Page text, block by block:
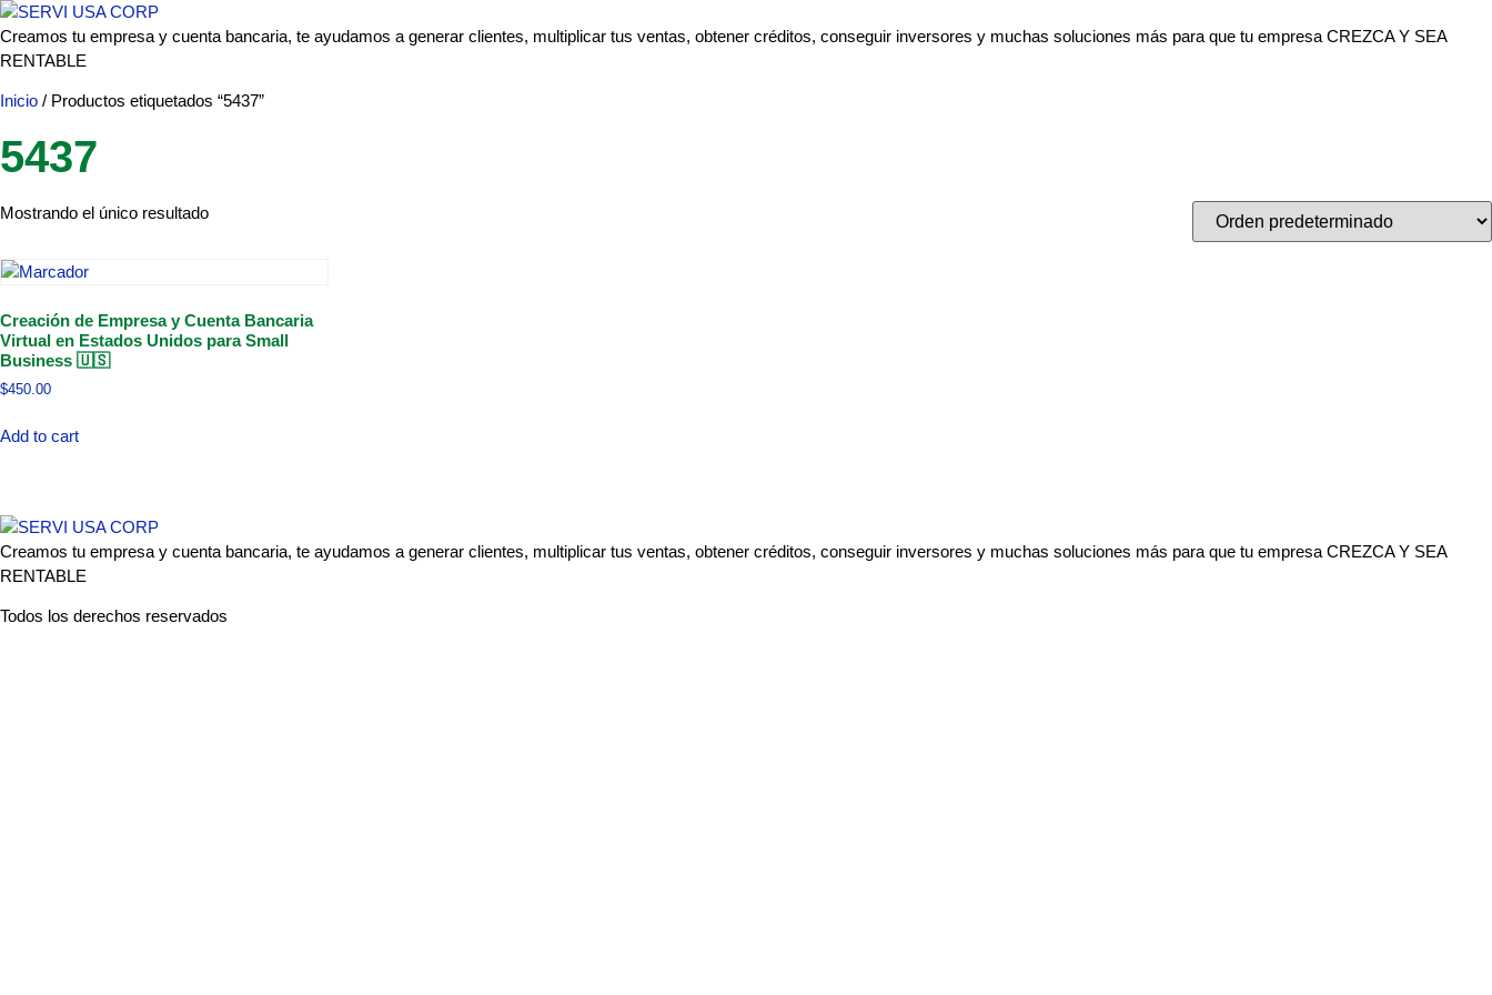
Creamos tu empresa y cuenta bancaria, te ayudamos a generar clientes, multiplicar tus ventas, obtener créditos, conseguir inversores y muchas soluciones más para que tu empresa CREZCA Y SEA
RENTABLE
Inicio / Productos etiquetados “5437”
5437
Mostrando el único resultado
Creación de Empresa y Cuenta Bancaria
Virtual en Estados Unidos para Small
Business 🇺🇸
$450.00
Add to cart
Creamos tu empresa y cuenta bancaria, te ayudamos a generar clientes, multiplicar tus ventas, obtener créditos, conseguir inversores y muchas soluciones más para que tu empresa CREZCA Y SEA
RENTABLE
Todos los derechos reservados